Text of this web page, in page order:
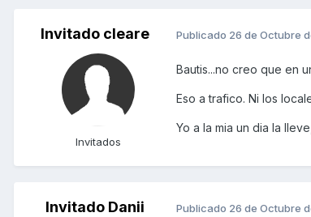
Invitado cleare
Invitados
Publicado 26 de Octubre
Bautis...no creo que en
Eso a trafico. Ni los
Yo a la mia un dia la
Invitado Danii Publicado 26 de Octubre